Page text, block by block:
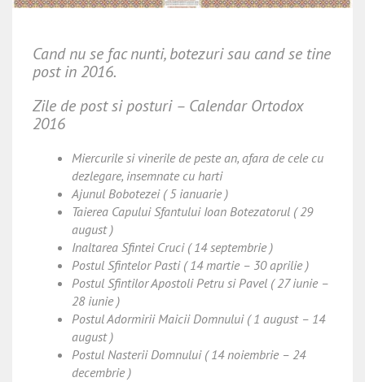
Cand nu se fac nunti, botezuri sau cand se tine
post in 2016.
Zile de post si posturi – Calendar Ortodox
2016
Miercurile si vinerile de peste an, afara de cele cu
dezlegare, insemnate cu harti
Ajunul Bobotezei ( 5 ianuarie )
Taierea Capului Sfantului Ioan Botezatorul ( 29
august )
Inaltarea Sfintei Cruci ( 14 septembrie )
Postul Sfintelor Pasti ( 14 martie – 30 aprilie )
Postul Sfintilor Apostoli Petru si Pavel ( 27 iunie –
28 iunie )
Postul Adormirii Maicii Domnului ( 1 august – 14
august )
Postul Nasterii Domnului ( 14 noiembrie – 24
decembrie )